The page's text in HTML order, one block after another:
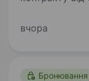
бойових
вчора
Бронювання